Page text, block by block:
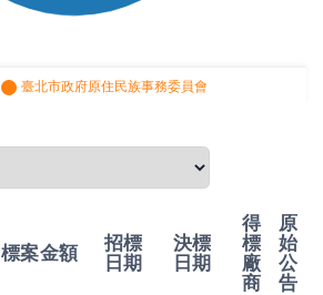
臺北市政府原住民族事務委員會
標案金額
招標
日期
決標
日期
得
標
廠
商
原
始
公
告